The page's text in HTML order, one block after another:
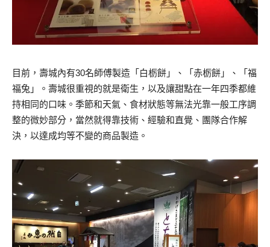
目前，壽城內有30名師傅製造「白栃餅」、「赤栃餅」、「福
福兔」。壽城很重視的就是衛生，以及讓甜點在一年四季都維
持相同的口味。季節和天氣、食材狀態等無法光靠一般工序調
整的微妙部分，當然就得靠技術、經驗和直覺、團隊合作解
決，以達成均等不變的商品製造。